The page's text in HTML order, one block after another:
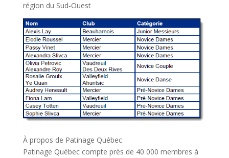
région du Sud‐Ouest
À propos de Patinage Québec
Patinage Québec compte près de 40 000 membres à